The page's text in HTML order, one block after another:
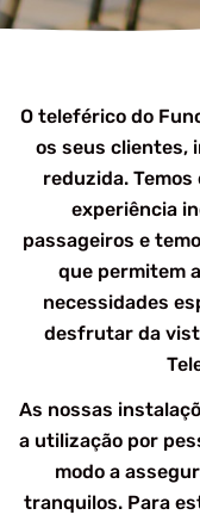
O teleférico do
os seus clientes,
reduzida.
experiência
passageiros e
que permitem
necessidades
desfrutar da
As nossas
a utilização por
modo a
tranquilos. Para